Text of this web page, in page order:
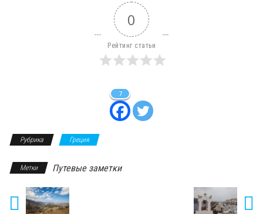
0
Рейтинг статьи
7
Рубрика Греция
Метки Путевые заметки